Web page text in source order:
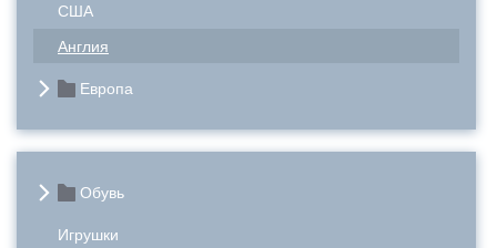
США
Англия
Европа
Обувь
Игрушки